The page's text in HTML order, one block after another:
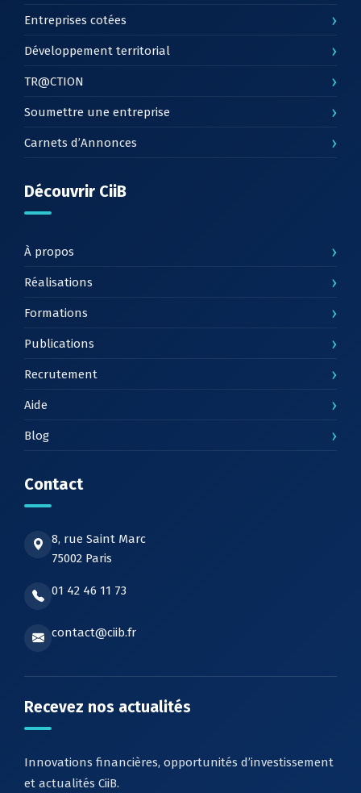
Entreprises cotées ›
Développement territorial ›
TR@CTION ›
Soumettre une entreprise ›
Carnets d’Annonces ›
Découvrir CiiB
À propos ›
Réalisations ›
Formations ›
Publications ›
Recrutement ›
Aide ›
Blog ›
Contact
8, rue Saint Marc
75002 Paris
01 42 46 11 73
contact@ciib.fr
Recevez nos actualités
Innovations financières, opportunités d’investissement
et actualités CiiB.